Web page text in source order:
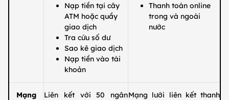
Nạp tiền tại cây
ATM hoặc quầy
giao dịch
Tra cứu số dư
Sao kê giao dịch
Nạp tiền vào tài
khoản
Thanh toán online
trong và ngoài
nước
Mạng
Liên kết với 50 ngânMạng lưới liên kết thanh